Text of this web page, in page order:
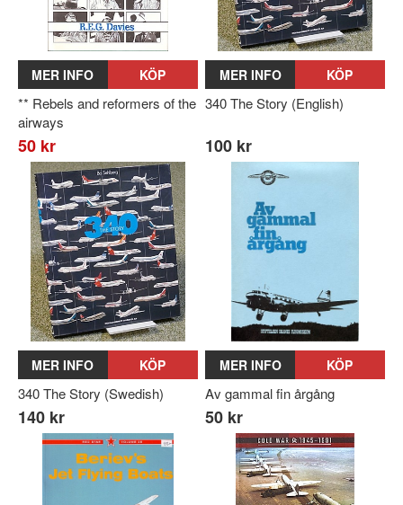
MER INFO KÖP
** Rebels and reformers of the
airways
50 kr
MER INFO KÖP
340 The Story (English)
100 kr
MER INFO KÖP
340 The Story (Swedish)
140 kr
MER INFO KÖP
Av gammal fin årgång
50 kr